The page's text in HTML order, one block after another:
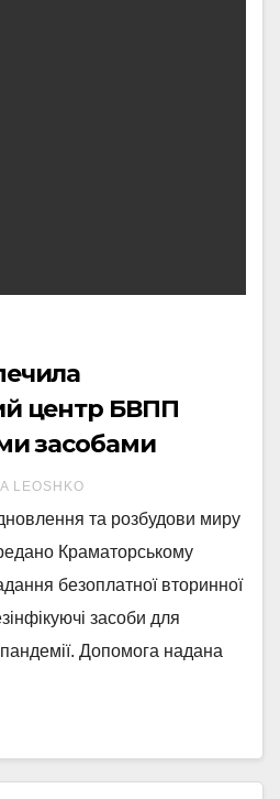
центр БВПП
засобами
LEOSHKO
та розбудови миру
Краматорському
безоплатної вторинної
засоби для
Допомога надана